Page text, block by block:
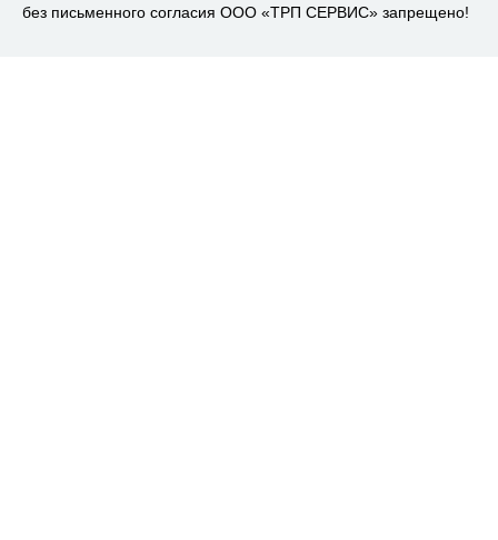
без письменного согласия ООО «ТРП СЕРВИС» запрещено!